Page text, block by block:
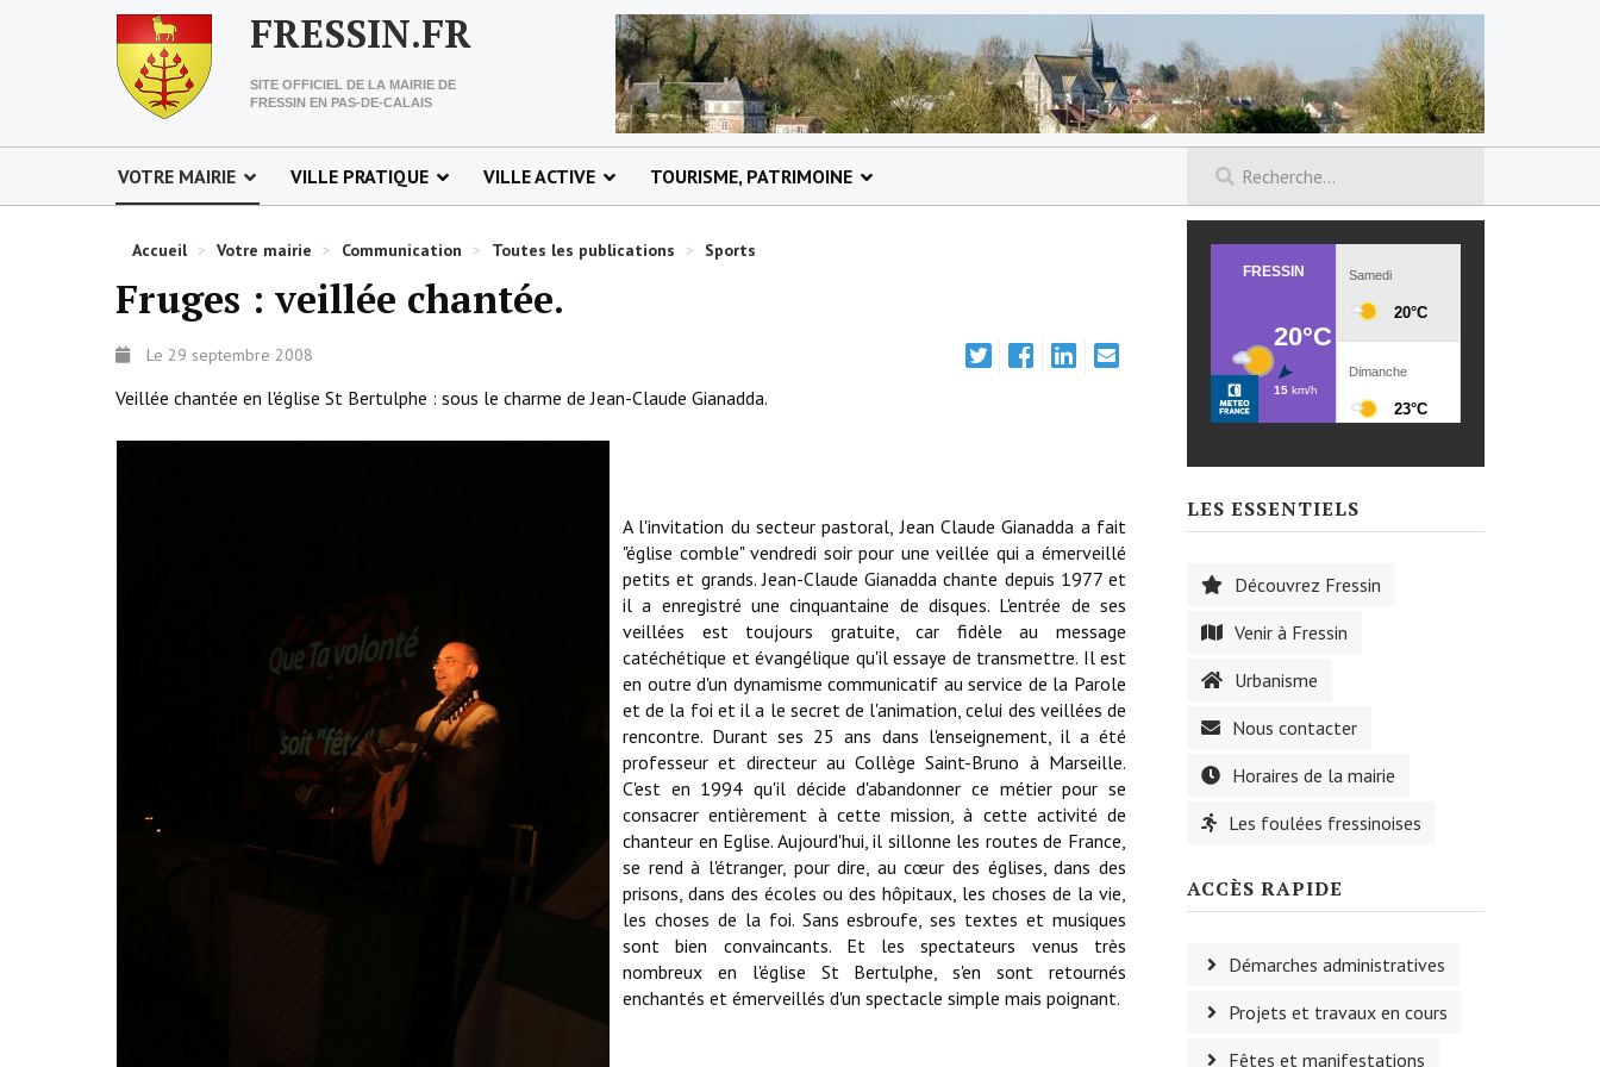
FRESSIN.FR
SITE OFFICIEL DE LA MAIRIE DE
FRESSIN EN PAS-DE-CALAIS
VOTRE MAIRIE VILLE PRATIQUE VILLE ACTIVE TOURISME, PATRIMOINE
Accueil > Votre mairie > Communication > Toutes les publications > Sports
Fruges : veillée chantée.
Le 29 septembre 2008
Veillée chantée en l'église St Bertulphe : sous le charme de Jean-Claude Gianadda.
A l'invitation du secteur pastoral, Jean Claude Gianadda a fait
"église comble" vendredi soir pour une veillée qui a émerveillé
petits et grands. Jean-Claude Gianadda chante depuis 1977 et
il a enregistré une cinquantaine de disques. L'entrée de ses
veillées est toujours gratuite, car fidèle au message
catéchétique et évangélique qu'il essaye de transmettre. Il est
en outre d'un dynamisme communicatif au service de la Parole
et de la foi et il a le secret de l'animation, celui des veillées de
rencontre. Durant ses 25 ans dans l'enseignement, il a été
professeur et directeur au Collège Saint-Bruno à Marseille.
C'est en 1994 qu'il décide d'abandonner ce métier pour se
consacrer entièrement à cette mission, à cette activité de
chanteur en Eglise. Aujourd'hui, il sillonne les routes de France,
se rend à l'étranger, pour dire, au cœur des églises, dans des
prisons, dans des écoles ou des hôpitaux, les choses de la vie,
les choses de la foi. Sans esbroufe, ses textes et musiques
sont bien convaincants. Et les spectateurs venus très
nombreux en l'église St Bertulphe, s'en sont retournés
enchantés et émerveillés d'un spectacle simple mais poignant.
LES ESSENTIELS
Découvrez Fressin
Venir à Fressin
Urbanisme
Nous contacter
Horaires de la mairie
Les foulées fressinoises
ACCÈS RAPIDE
Démarches administratives
Projets et travaux en cours
Fêtes et manifestations